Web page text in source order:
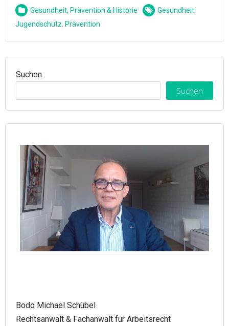
Gesundheit, Prävention & Historie Gesundheit,
Jugendschutz, Prävention
Suchen
Suchen
Bodo Michael Schübel
Rechtsanwalt & Fachanwalt für Arbeitsrecht